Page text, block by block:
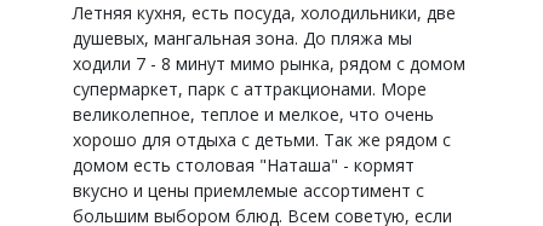
Летняя кухня, есть посуда, холодильники, две
душевых, мангальная зона. До пляжа мы
ходили 7 - 8 минут мимо рынка, рядом с домом
супермаркет, парк с аттракционами. Море
великолепное, теплое и мелкое, что очень
хорошо для отдыха с детьми. Так же рядом с
домом есть столовая "Наташа" - кормят
вкусно и цены приемлемые ассортимент с
большим выбором блюд. Всем советую, если